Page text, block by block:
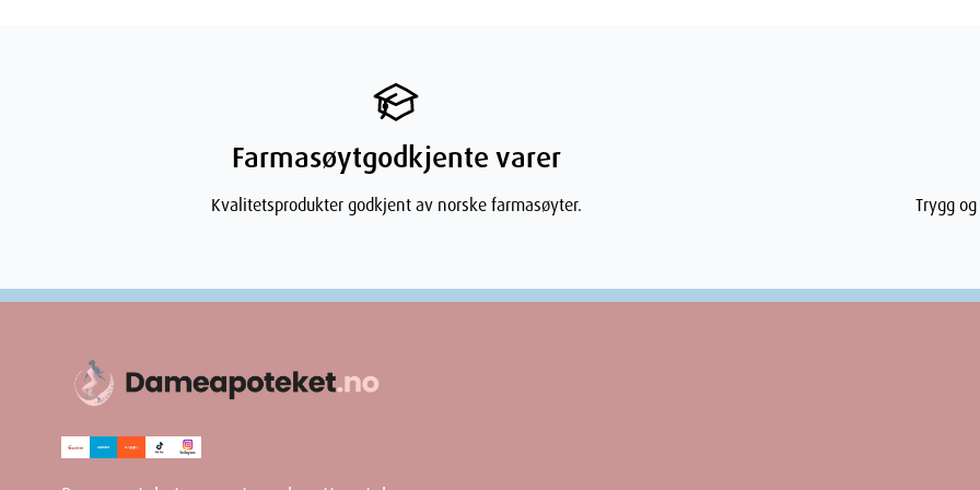
med høyt aniongap) som krever akutt behandling og som
kan oppstå særlig ved alvorlig nedsatt nyrefunksjon,
maksimale daglige doser av paracetamol brukes.
Probenecid (giktlegemiddel)
Paralgin forte) samtidig med Pinex uten etter avtale med lege.
Kjøring og bruk av maskiner
Farmasøytgodkjente varer
Kvalitetsprodukter godkjent av norske farmasøyter. Trygg